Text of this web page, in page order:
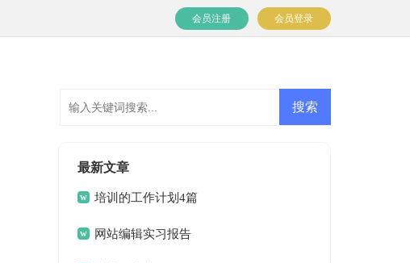
会员登录
会员注册
最新文章
培训的工作计划4篇
网站编辑实习报告